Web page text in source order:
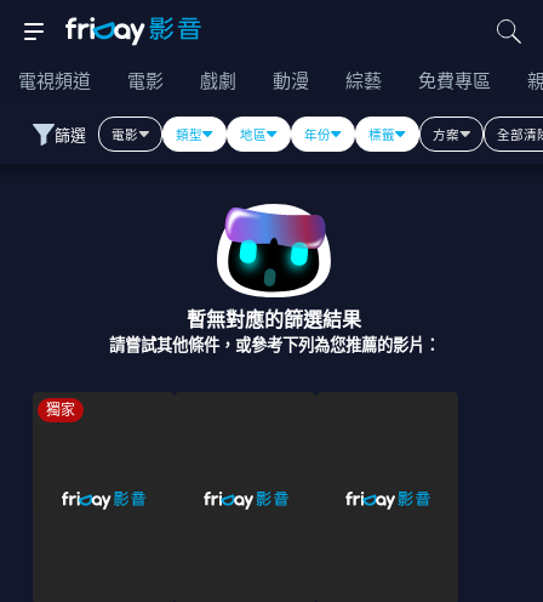
電視頻道 電影 戲劇 動漫 綜藝 免費專區
篩選 電影 類型 地區 年份 標籤 方案 全部清
暫無對應的篩選結果
請嘗試其他條件，或參考下列為您推薦的影片：
獨家